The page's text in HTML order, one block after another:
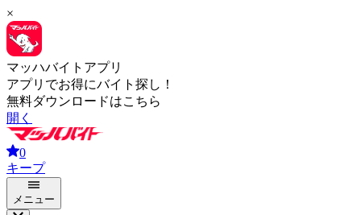
×
マッハバイトアプリ
アプリでお得にバイト探し！
無料ダウンロードはこちら
開く
0
キープ
メニュー